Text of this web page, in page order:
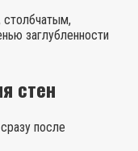
заглубленности
стен
после